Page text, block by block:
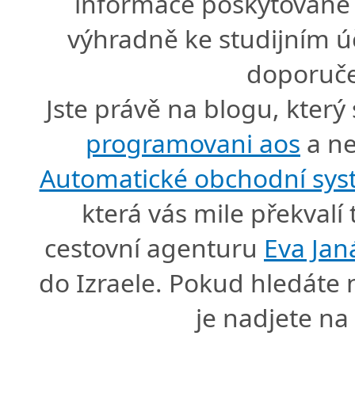
výhradně ke studijním
Jste právě na blogu,
programovani aos a
Automatické obchodní
která vás mile
cestovní agenturu Eva
do Izraele. Pokud hledáte
je nadjete